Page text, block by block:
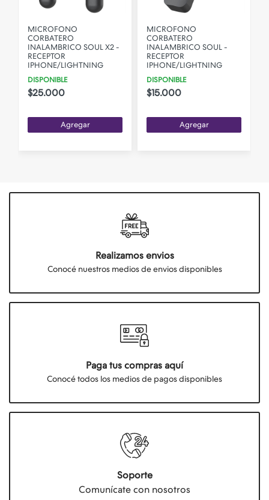
MICROFONO
CORBATERO
INALAMBRICO SOUL X2 -
RECEPTOR
IPHONE/LIGHTNING
DISPONIBLE
$25.000
Agregar
MICROFONO
CORBATERO
INALAMBRICO SOUL -
RECEPTOR
IPHONE/LIGHTNING
DISPONIBLE
$15.000
Agregar
Realizamos envios
Conocé nuestros medios de envios disponibles
Paga tus compras aquí
Conocé todos los medios de pagos disponibles
Soporte
Comunícate con nosotros